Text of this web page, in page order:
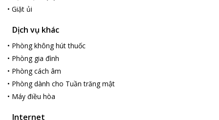
• Giặt ủi
Dịch vụ khác
• Phòng không hút thuốc
• Phòng gia đình
• Phòng cách âm
• Phòng dành cho Tuần trăng mật
• Máy điều hòa
Internet